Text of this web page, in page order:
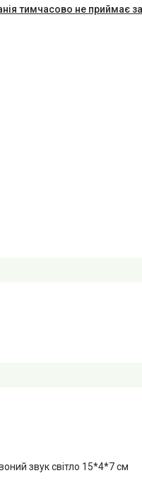
тимчасово не приймає
звук світло 15*4*7 см